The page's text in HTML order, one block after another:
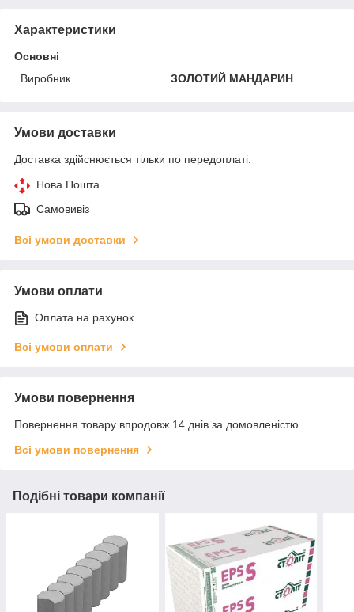
Характеристики
Основні
Виробник
ЗОЛОТИЙ МАНДАРИН
Умови доставки
Доставка здійснюється тільки по передоплаті.
Нова Пошта
Самовивіз
Всі умови доставки
Умови оплати
Оплата на рахунок
Всі умови оплати
Умови повернення
Повернення товару впродовж 14 днів за домовленістю
Всі умови повернення
Подібні товари компанії